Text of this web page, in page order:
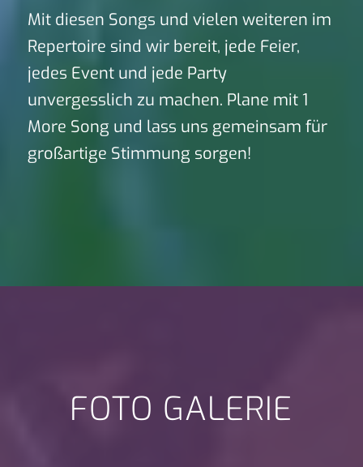
Mit diesen Songs und vielen weiteren im
Repertoire sind wir bereit, jede Feier,
jedes Event und jede Party
unvergesslich zu machen. Plane mit 1
More Song und lass uns gemeinsam für
großartige Stimmung sorgen!
FOTO GALERIE